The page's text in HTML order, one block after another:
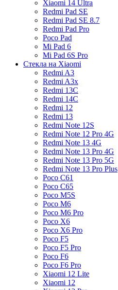
Xiaomi 14 Ultra
Redmi Pad SE
Redmi Pad SE 8.7
Redmi Pad Pro
Poco Pad
Mi Pad 6
Mi Pad 6S Pro
Стекла на Xiaomi
Redmi A3
Redmi A3x
Redmi 13C
Redmi 14C
Redmi 12
Redmi 13
Redmi Note 12S
Redmi Note 12 Pro 4G
Redmi Note 13 4G
Redmi Note 13 Pro 4G
Redmi Note 13 Pro 5G
Redmi Note 13 Pro Plus
Poco C61
Poco C65
Poco M5S
Poco M6
Poco M6 Pro
Poco X6
Poco X6 Pro
Poco F5
Poco F5 Pro
Poco F6
Poco F6 Pro
Xiaomi 12 Lite
Xiaomi 12